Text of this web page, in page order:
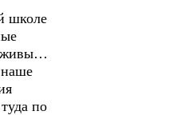
школе
живы…
наше
по